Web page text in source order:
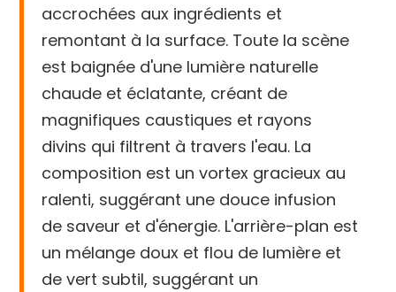
accrochées aux ingrédients et
remontant à la surface. Toute la scène
est baignée d'une lumière naturelle
chaude et éclatante, créant de
magnifiques caustiques et rayons
divins qui filtrent à travers l'eau. La
composition est un vortex gracieux au
ralenti, suggérant une douce infusion
de saveur et d'énergie. L'arrière-plan est
un mélange doux et flou de lumière et
de vert subtil, suggérant un